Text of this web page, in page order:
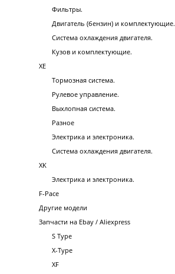
Фильтры.
Двигатель (бензин) и комплектующие.
Система охлаждения двигателя.
Кузов и комплектующие.
XE
Тормозная система.
Рулевое управление.
Выхлопная система.
Разное
Электрика и электроника.
Система охлаждения двигателя.
XK
Электрика и электроника.
F-Pace
Другие модели
Запчасти на Ebay / Aliexpress
S Type
X-Type
XF